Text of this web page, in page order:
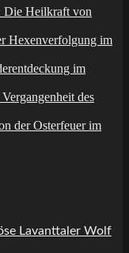
Die Heilkraft von
Hexenverfolgung im
im
des
der Osterfeuer im
Lavanttaler Wolf